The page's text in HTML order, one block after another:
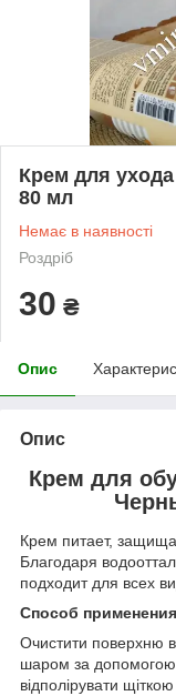
Крем для
80 мл
Немає в наявності
Роздріб
30 ₴
Опис
Опис
Крем для
Крем питает,
Благодаря
подходит для всех
Способ
Очистити поверхню
шаром за допомогою
відполірувати